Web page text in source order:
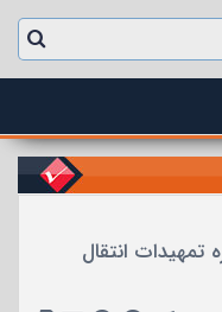
تمهیدات انتقال